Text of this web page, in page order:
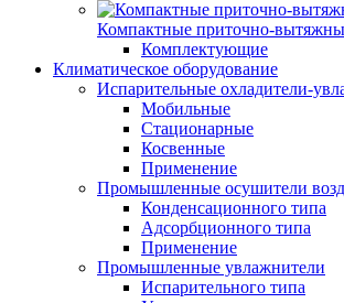
Компактные приточно-
Комплектующие
Климатическое оборудование
Испарительные охладители-
Мобильные
Стационарные
Косвенные
Применение
Промышленные осушители
Конденсационного типа
Адсорбционного типа
Применение
Промышленные увлажнители
Испарительного типа